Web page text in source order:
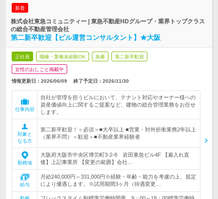
新着
株式会社東急コミュニティー | 東急不動産HDグループ・業界トップクラス
の総合不動産管理会社
第二新卒歓迎【ビル運営コンサルタント】★大阪
正社員 職種・業種未経験OK 急募 第二新卒歓迎
女性のおしごと掲載中
情報更新日：2026/06/09 終了予定日： 2026/11/30
仕事内容
自社が管理を担うビルにおいて、テナント対応やオーナー様への
資産価値向上に関するご提案など、建物の総合管理業務をお任せ
します。
対象と
なる方
第二新卒歓迎！＜必須＞■大卒以上 ■営業・対外折衝業務2年以上
（業界不問）＜歓迎＞■不動産業界経験者
勤務地
大阪府大阪市中央区博労町3-2-8 岩田東急ビル4F 【雇入れ直
後】上記事業所 【変更の範囲】会社…
給与
月給240,000円～331,000円※経験・年齢・能力を考慮の上、規定
により優遇します。※試用期間3ヶ月（待遇変更…